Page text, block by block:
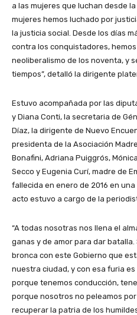
a las mujeres que luchan desde la
mujeres hemos luchado por
la justicia social. Desde los días
contra los conquistadores,
neoliberalismo de los noventa, y
tiempos”, detalló la dirigente
Estuvo acompañada por las
y Diana Conti, la secretaria de
Díaz, la dirigente de Nuevo
presidenta de la Asociación
Bonafini, Adriana Puiggrós,
Secco y Eugenia Curí, madre de
fallecida en enero de 2016 en
acto estuvo a cargo de la
“A todas nosotras nos llena el
ganas y de amor para dar
bronca con este Gobierno que
nuestra ciudad, y con esa furia
porque tenemos conducción,
porque nosotros no peleamos
recuperar la patria de los